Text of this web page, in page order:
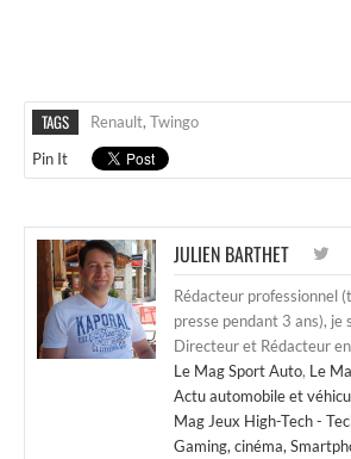
TAGS Renault, Twingo
Pin It
JULIEN BARTHET
Rédacteur professionnel
presse pendant 3 ans), je
Directeur et Rédacteur
Le Mag Sport Auto, Le
Actu automobile et
Mag Jeux High-Tech -
Gaming, cinéma,